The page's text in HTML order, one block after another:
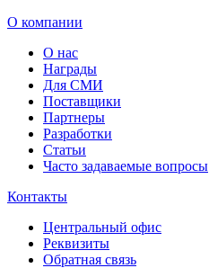
О компании
О нас
Награды
Для СМИ
Поставщики
Партнеры
Разработки
Статьи
Часто задаваемые вопросы
Контакты
Центральный офис
Реквизиты
Обратная связь